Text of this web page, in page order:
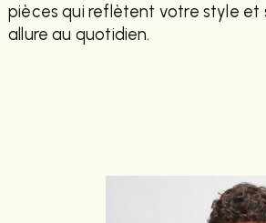
pièces qui reflètent votre style et
allure au quotidien.